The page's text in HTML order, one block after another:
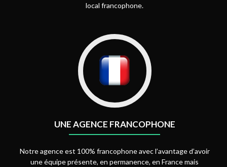
local francophone.
UNE AGENCE FRANCOPHONE
Notre agence est 100% francophone avec l’avantage d’avoir
une équipe présente, en permanence, en France mais